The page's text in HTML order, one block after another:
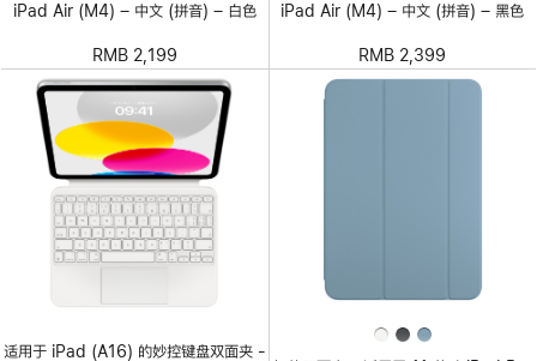
iPad Air (M4) – 中文 (拼音) – 白色
RMB 2,199
iPad Air (M4) – 中文 (拼音) – 黑色
RMB 2,399
适用于 iPad (A16) 的妙控键盘双面夹 -